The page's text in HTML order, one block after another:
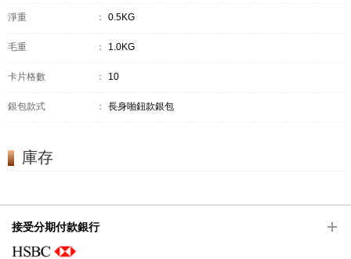
淨重 ： 0.5KG
毛重 ： 1.0KG
卡片格數 ： 10
銀包款式 ： 長身啪鈕款銀包
庫存
接受分期付款銀行